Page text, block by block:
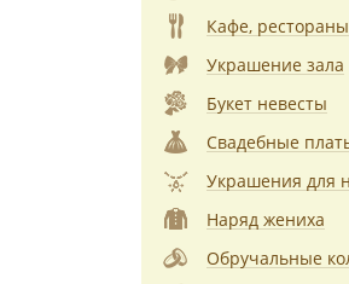
Кафе, рестораны
Украшение зала
Букет невесты
Свадебные
Украшения для
Наряд жениха
Обручальные